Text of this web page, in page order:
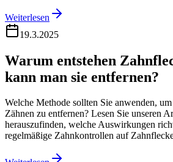
Weiterlesen
19.3.2025
Warum entstehen
kann man sie entfernen?
Welche Methode sollten Sie anwenden,
Zähnen zu entfernen? Lesen Sie unseren
herauszufinden, welche Auswirkungen
regelmäßige Zahnkontrollen auf